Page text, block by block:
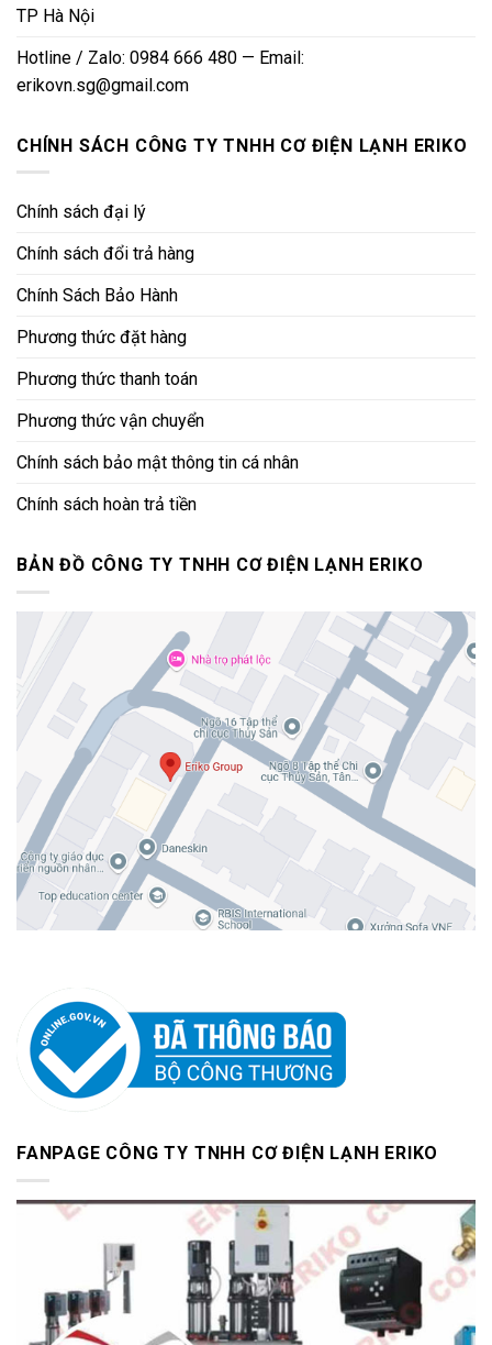
TP Hà Nội
Hotline / Zalo: 0984 666 480 — Email:
erikovn.sg@gmail.com
CHÍNH SÁCH CÔNG TY TNHH CƠ ĐIỆN LẠNH ERIKO
Chính sách đại lý
Chính sách đổi trả hàng
Chính Sách Bảo Hành
Phương thức đặt hàng
Phương thức thanh toán
Phương thức vận chuyển
Chính sách bảo mật thông tin cá nhân
Chính sách hoàn trả tiền
BẢN ĐỒ CÔNG TY TNHH CƠ ĐIỆN LẠNH ERIKO
FANPAGE CÔNG TY TNHH CƠ ĐIỆN LẠNH ERIKO